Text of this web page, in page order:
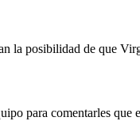
la posibilidad de que
para comentarles que